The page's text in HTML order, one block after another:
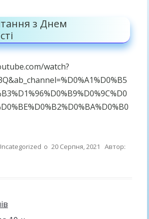
з Днем
watch?
о 20 Серпня, 2021
Автор: